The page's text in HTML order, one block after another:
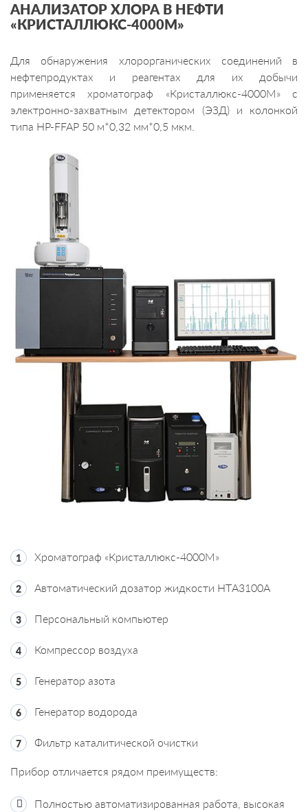
АНАЛИЗАТОР ХЛОРА В НЕФТИ
«КРИСТАЛЛЮКС-4000М»
Для обнаружения хлорорганических соединений в
нефтепродуктах и реагентах для их добычи
применяется хроматограф «Кристаллюкс-4000М» с
электронно-захватным детектором (ЭЗД) и колонкой
типа HP-FFAP 50 м*0,32 мм*0,5 мкм.
Хроматограф «Кристаллюкс-4000М»
Автоматический дозатор жидкости НТA3100А
Персональный компьютер
Компрессор воздуха
Генератор азота
Генератор водорода
Фильтр каталитической очистки
Прибор отличается рядом преимуществ:
Полностью автоматизированная работа, высокая